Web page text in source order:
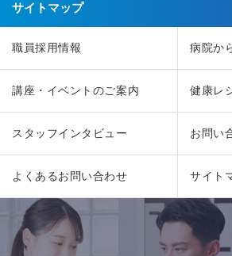
サイトマップ
職員採用情報 病院か
講座・イベントのご案内 健康レ
スタッフインタビュー お問い
よくあるお問い合わせ サイト